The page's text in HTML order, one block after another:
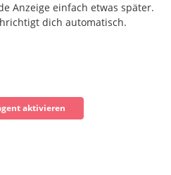
Anzeige einfach etwas später.
dich automatisch.
aktivieren